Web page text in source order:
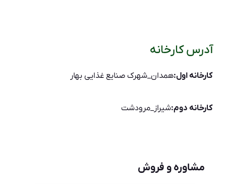
آدرس کارخانه
کارخانه اول:همدان_شهرک صنایع غذایی بهار
کارخانه دوم:شیراز_مرودشت
مشاوره و فروش